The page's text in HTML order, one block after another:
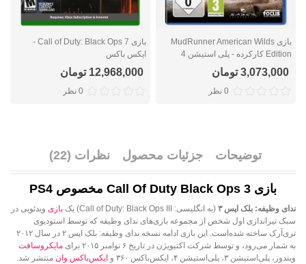
بازی MudRunner American Wilds
Edition کارکرده - پلی استیشن 4
3,073,000 تومان
0 نظر
بازی Call of Duty: Black Ops 7 -
ایکس باکس
12,968,000 تومان
0 نظر
توضیحات جزئیات محصول نظرات (22)
بازی Call Of Duty Black Ops 3 مخصوص PS4
ندای وظیفه: بلک اپس ۳ (به انگلیسی: Call of Duty: Black Ops III) یک بازی ویدئویی در
سبک تیراندازی اول شخص از مجموعه بازی‌های ندای وظیفه که توسط استودیوی
تری‌آرک ساخته شده‌است. این بازی ادامه نسخه ندای وظیفه: بلک اپس ۲ در سال ۲۰۱۲
به شمار می‌رود، و توسط شرکت اکتیویژن در تاریخ ۶ نوامبر ۲۰۱۵ برای
مایکروسافت
ویندوز، پلی‌استیشن ۳، پلی‌استیشن ۴، ایکس‌باکس ۳۶۰ و
ایکس‌باکس وان منتشر شد.